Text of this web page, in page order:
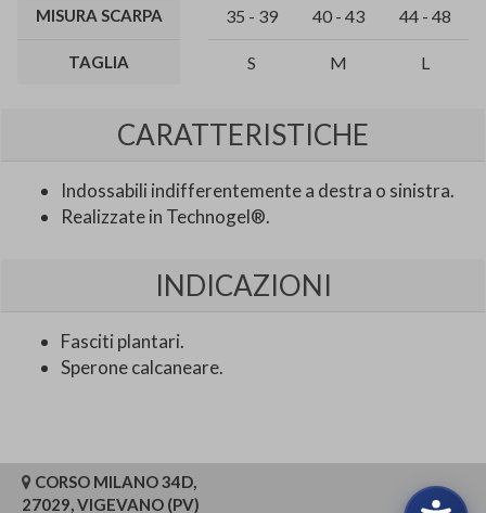
MISURA SCARPA 35 - 39 40 - 43 44 - 48
TAGLIA S M L
CARATTERISTICHE
Indossabili indifferentemente a destra o sinistra.
Realizzate in Technogel®.
INDICAZIONI
Fasciti plantari.
Sperone calcaneare.
CORSO MILANO 34D,
27029, VIGEVANO (PV)